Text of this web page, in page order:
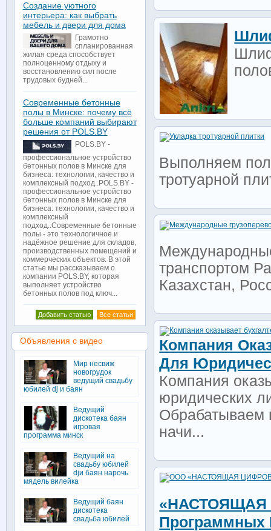
Выполняем
тротуарной
транспортом
Казахстан,
Компания
Для
Компания
юридических
Обрабатываем
начи...
«НАСТОЯЩАЯ
Программных
Создание уютного
интерьера: как выбрать
мебель и двери для дома
Грамотно
спланированная
жилая среда способствует
полноценному отдыху и
восстановлению сил после
трудовых будней...
Современные бетонные
полы в Минске: почему всё
больше компаний выбирают
решения от POLS.BY
POLS.BY -
профессиональное устройство
бетонных полов в Минске для
бизнеса: технологии, качество и
комплексный подход..POLS.BY -
профессиональное устройство
бетонных полов в Минске для
бизнеса: технологии, качество и
комплексный
подход..Современные бетонные
полы - это технологичное и
надёжное решение для складов,
производственных помещений и
коммерческих объектов. В этой
статье мы рассказываем о
компании POLS.BY, которая
выполняет устройство
бетонных полов под ключ...
Все статьи
Добавить статью
Объявления с видео
Мир несвиж
новогрудок
ведущий свадьбу
юбилей dj и баян
Ведущий
дискотека баян
игровая
программа минск
Ведущий на
свадьбу юбилей
djи баян нарочь
мядель вилейка
Ведущий баян
дискотека
свадьба юбилей